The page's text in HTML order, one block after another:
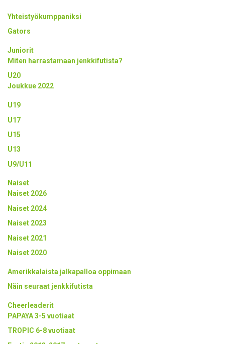
Yhteistyökumppaniksi
Gators
Juniorit
Miten harrastamaan jenkkifutista?
U20
Joukkue 2022
U19
U17
U15
U13
U9/U11
Naiset
Naiset 2026
Naiset 2024
Naiset 2023
Naiset 2021
Naiset 2020
Amerikkalaista jalkapalloa oppimaan
Näin seuraat jenkkifutista
Cheerleaderit
PAPAYA 3-5 vuotiaat
TROPIC 6-8 vuotiaat